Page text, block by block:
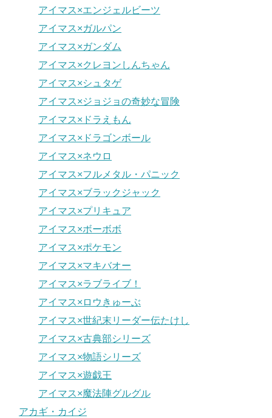
アイマス×エンジェルビーツ
アイマス×ガルパン
アイマス×ガンダム
アイマス×クレヨンしんちゃん
アイマス×シュタゲ
アイマス×ジョジョの奇妙な冒険
アイマス×ドラえもん
アイマス×ドラゴンボール
アイマス×ネウロ
アイマス×フルメタル・パニック
アイマス×ブラックジャック
アイマス×プリキュア
アイマス×ボーボボ
アイマス×ポケモン
アイマス×マキバオー
アイマス×ラブライブ！
アイマス×ロウきゅーぶ
アイマス×世紀末リーダー伝たけし
アイマス×古典部シリーズ
アイマス×物語シリーズ
アイマス×遊戯王
アイマス×魔法陣グルグル
アカギ・カイジ